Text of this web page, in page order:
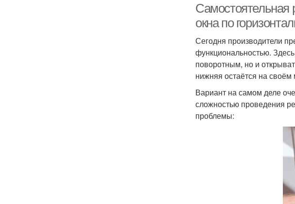
Самостоятельная
окна по
Сегодня производители
функциональностью.
поворотным, но и
нижняя остаётся на своём
Вариант на самом деле
сложностью проведения
проблемы: